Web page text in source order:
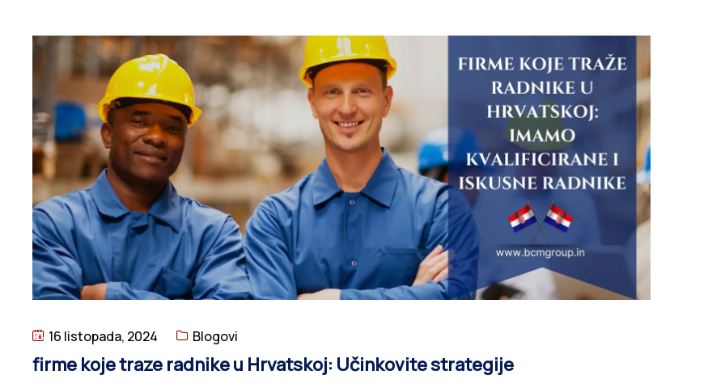
16 listopada, 2024 Blogovi
firme koje traze radnike u Hrvatskoj: Učinkovite strategije